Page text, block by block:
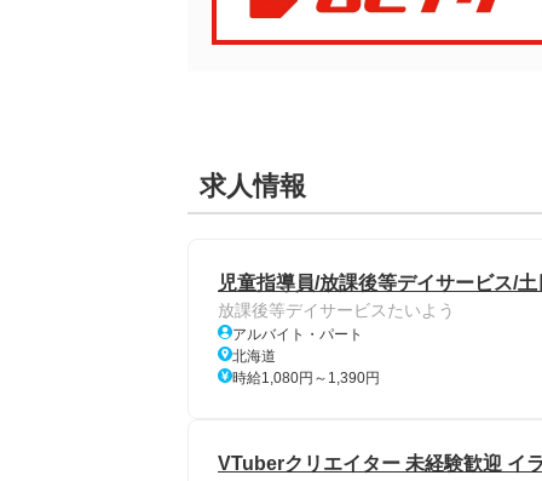
求人情報
児童指導員/放課後等デイサービス/
放課後等デイサービスたいよう
アルバイト・パート
北海道
時給1,080円～1,390円
VTuberクリエイター 未経験歓迎 イ